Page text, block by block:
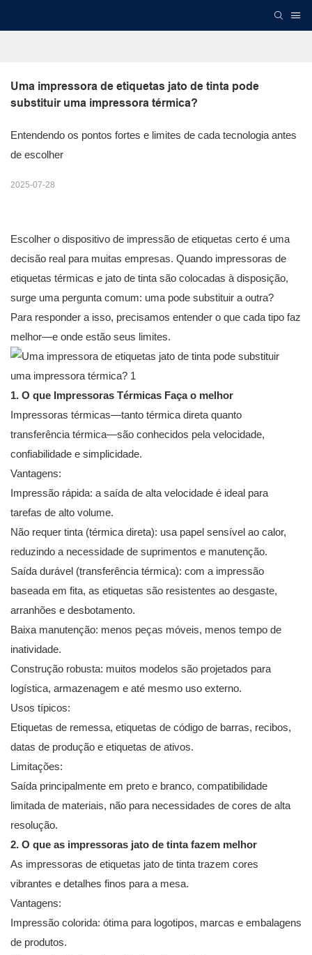
Uma impressora de etiquetas jato de tinta pode
substituir uma impressora térmica?
Entendendo os pontos fortes e limites de cada tecnologia antes
de escolher
2025-07-28
Escolher o dispositivo de impressão de etiquetas certo é uma
decisão real para muitas empresas. Quando impressoras de
etiquetas térmicas e jato de tinta são colocadas à disposição,
surge uma pergunta comum: uma pode substituir a outra?
Para responder a isso, precisamos entender o que cada tipo faz
melhor—e onde estão seus limites.
1. O que Impressoras Térmicas Faça o melhor
Impressoras térmicas—tanto térmica direta quanto
transferência térmica—são conhecidos pela velocidade,
confiabilidade e simplicidade.
Vantagens:
Impressão rápida: a saída de alta velocidade é ideal para
tarefas de alto volume.
Não requer tinta (térmica direta): usa papel sensível ao calor,
reduzindo a necessidade de suprimentos e manutenção.
Saída durável (transferência térmica): com a impressão
baseada em fita, as etiquetas são resistentes ao desgaste,
arranhões e desbotamento.
Baixa manutenção: menos peças móveis, menos tempo de
inatividade.
Construção robusta: muitos modelos são projetados para
logística, armazenagem e até mesmo uso externo.
Usos típicos:
Etiquetas de remessa, etiquetas de código de barras, recibos,
datas de produção e etiquetas de ativos.
Limitações:
Saída principalmente em preto e branco, compatibilidade
limitada de materiais, não para necessidades de cores de alta
resolução.
2. O que as impressoras jato de tinta fazem melhor
As impressoras de etiquetas jato de tinta trazem cores
vibrantes e detalhes finos para a mesa.
Vantagens:
Impressão colorida: ótima para logotipos, marcas e embalagens
de produtos.